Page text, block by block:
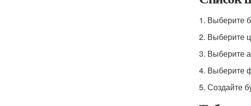
1. Выберите
2. Выберите
3. Выберите
4. Выберите
5. Создайте